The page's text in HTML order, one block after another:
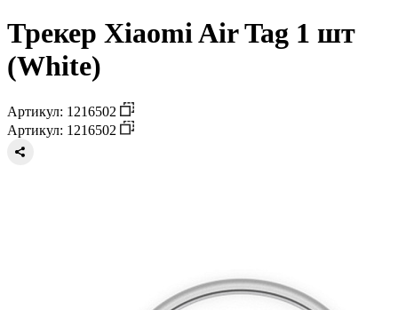
Трекер Xiaomi Air Tag 1 шт
(White)
Артикул: 1216502
Артикул: 1216502